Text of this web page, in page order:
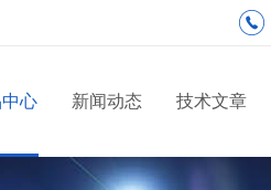
心 新闻动态 技术文章